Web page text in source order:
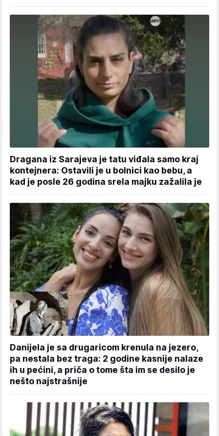
Dragana iz Sarajeva je tatu viđala samo kraj
kontejnera: Ostavili je u bolnici kao bebu, a
kad je posle 26 godina srela majku zažalila je
Danijela je sa drugaricom krenula na jezero,
pa nestala bez traga: 2 godine kasnije nalaze
ih u pećini, a priča o tome šta im se desilo je
nešto najstrašnije